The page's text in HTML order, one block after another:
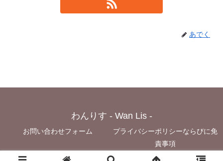
あでく
わんりす - Wan Lis -
お問い合わせフォーム
プライバシーポリシーならびに免
責事項